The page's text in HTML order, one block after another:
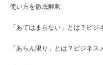
使い方を徹底解釈
「あてはまらない」とは？ビ
「あらん限り」とは？ビジネ